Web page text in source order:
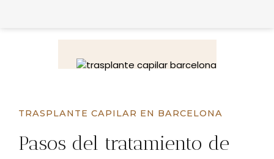
TRASPLANTE CAPILAR EN BARCELONA
Pasos del tratamiento de